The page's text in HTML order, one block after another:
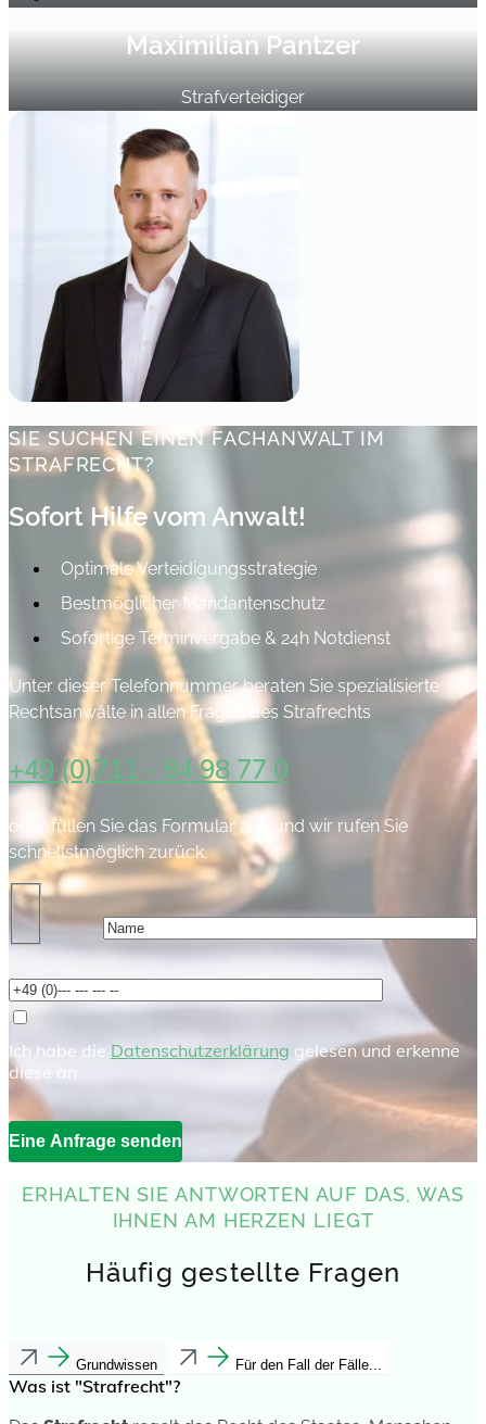
Maximilian Pantzer
Strafverteidiger
SIE SUCHEN EINEN FACHANWALT IM
STRAFRECHT?​
Sofort Hilfe vom Anwalt!
Optimale Verteidigungsstrategie
Bestmöglicher Mandantenschutz
Sofortige Terminvergabe & 24h Notdienst
Unter dieser Telefonnummer beraten Sie spezialisierte
Rechtsanwälte in allen Fragen des Strafrechts
+49 (0)711 - 84 98 77 0
oder füllen Sie das Formular aus und wir rufen Sie
schnellstmöglich zurück.
Ich habe die Datenschutzerklärung gelesen und erkenne
diese an
ERHALTEN SIE ANTWORTEN AUF DAS, WAS
IHNEN AM HERZEN LIEGT
Häufig gestellte Fragen
Grundwissen Für den Fall der Fälle...
Was ist "Strafrecht"?